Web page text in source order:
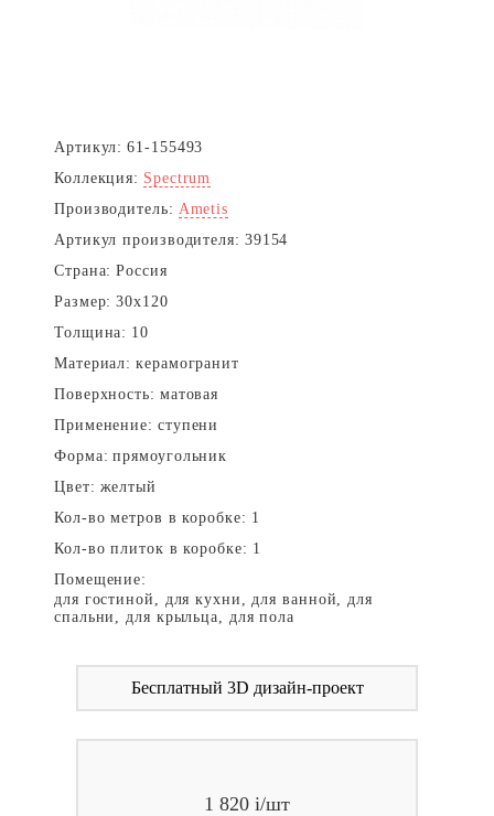
Артикул: 61-155493
Коллекция: Spectrum
Производитель: Ametis
Артикул производителя: 39154
Страна: Россия
Размер: 30x120
Толщина: 10
Материал: керамогранит
Поверхность: матовая
Применение: ступени
Форма: прямоугольник
Цвет: желтый
Кол-во метров в коробке: 1
Кол-во плиток в коробке: 1
Помещение:
для гостиной, для кухни, для ванной, для
спальни, для крыльца, для пола
Бесплатный 3D дизайн-проект
1 820 i/шт